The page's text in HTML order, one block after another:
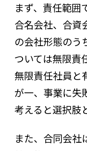
まず、責任範囲
合名会社、合資
の会社形態のう
ついては無限責
無限責任社員と
が一、事業に失
考えると選択肢
また、合同会社